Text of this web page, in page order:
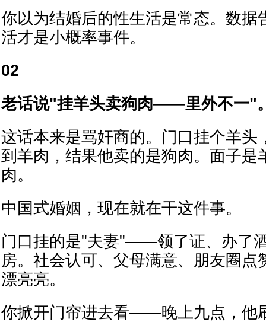
你以为结婚后的性生活是常态。数
活才是小概率事件。
02
老话说"挂羊头卖狗肉——里外不一"
这话本来是骂奸商的。门口挂个羊头
到羊肉，结果他卖的是狗肉。面子是
肉。
中国式婚姻，现在就在干这件事。
门口挂的是"夫妻"——领了证、办了
房。社会认可、父母满意、朋友圈点
漂亮亮。
你掀开门帘进去看——晚上九点，他